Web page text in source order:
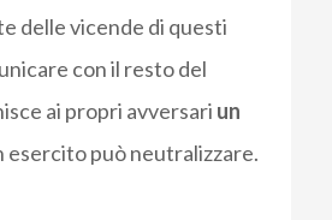
delle vicende di questi
con il resto del
ai propri avversari un
esercito può neutralizzare.